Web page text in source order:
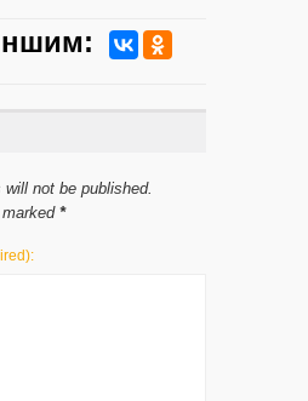
will not be published.
*